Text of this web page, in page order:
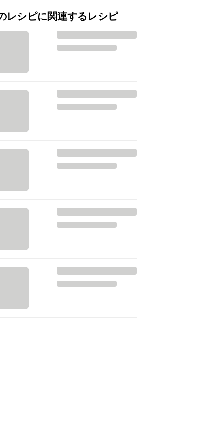
レシピに関連するレシピ